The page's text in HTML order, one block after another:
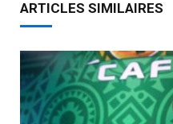
ARTICLES SIMILAIRES